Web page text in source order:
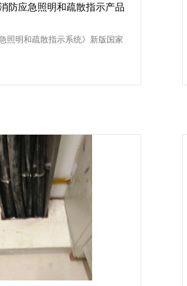
防应急照明和疏散指示产品
公告（转发）
照明和疏散指示系统》新版国家